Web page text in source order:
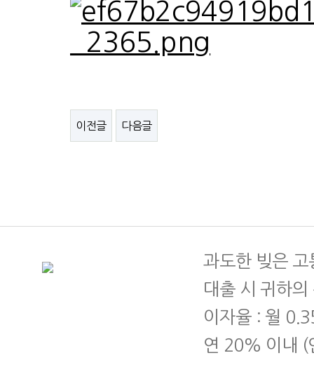
이전글 다음글
과도한 빚은
대출 시 귀하
이자율 : 월
연 20% 이내 (